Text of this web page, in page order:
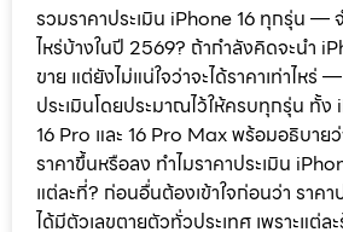
รวมราคาประเมิน iPhone 16 ทุกรุ่น —
ไหร่บ้างในปี 2569? ถ้ากำลังคิดจะนำ
ขาย แต่ยังไม่แน่ใจว่าจะได้ราคาเท่าไหร่
ประเมินโดยประมาณไว้ให้ครบทุกรุ่น ทั้ง
16 Pro และ 16 Pro Max พร้อมอธิบายว่
ราคาขึ้นหรือลง ทำไมราคาประเมิน
แต่ละที่? ก่อนอื่นต้องเข้าใจก่อนว่า ราคา
ได้มีตัวเลขตายตัวทั่วประเทศ เพราะแต่ล